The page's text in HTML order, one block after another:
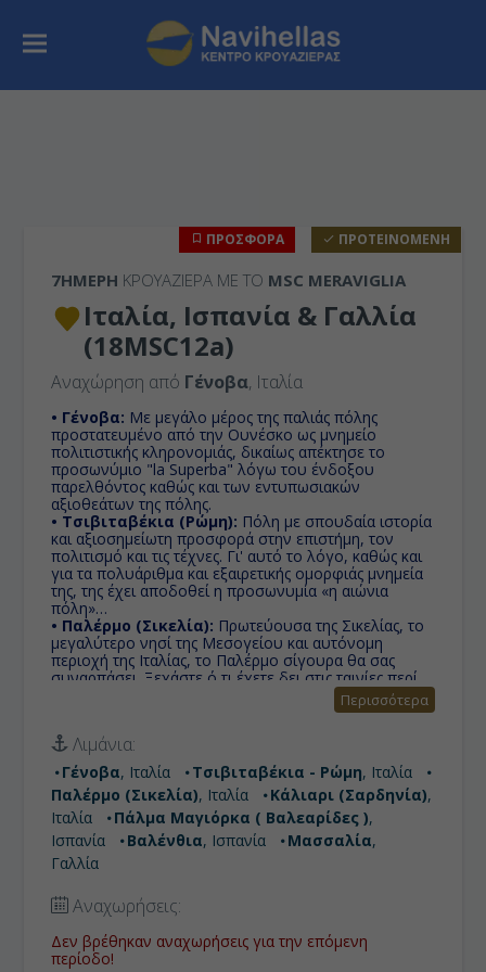
ΠΡΟΣΦΟΡΑ ΠΡΟΤΕΙΝΟΜΕΝΗ
7ΉΜΕΡΗ ΚΡΟΥΑΖΙΕΡΑ ΜΕ ΤΟ MSC MERAVIGLIA
Ιταλία, Ισπανία & Γαλλία
(18MSC12a)
Αναχώρηση από Γένοβα, Ιταλία
• Γένοβα: Με μεγάλο μέρος της παλιάς πόλης
προστατευμένο από την Ουνέσκο ως μνημείο
πολιτιστικής κληρονομιάς, δικαίως απέκτησε το
προσωνύμιο "la Superba" λόγω του ένδοξου
παρελθόντος καθώς και των εντυπωσιακών
αξιοθεάτων της πόλης.
• Τσιβιταβέκια (Ρώμη): Πόλη με σπουδαία ιστορία
και αξιοσημείωτη προσφορά στην επιστήμη, τον
πολιτισμό και τις τέχνες. Γι' αυτό το λόγο, καθώς και
για τα πολυάριθμα και εξαιρετικής ομορφιάς μνημεία
της, της έχει αποδοθεί η προσωνυμία «η αιώνια
πόλη»
• Παλέρμο (Σικελία): Πρωτεύουσα της Σικελίας, το
μεγαλύτερο νησί της Μεσογείου και αυτόνομη
περιοχή της Ιταλίας, το Παλέρμο σίγουρα θα σας
συναρπάσει. Ξεχάστε ό,τι έχετε δει στις ταινίες περί
σικελικής μαφίας και αφεθείτε στη μυστηριώδη αυτή
• Κάλιαρι (Σαρδηνία):
σημαίνει κάστρο γι'αυτό και το Καστέλο του Κάλιαρι
έχει γίνει το έμβλημα της πόλης και θυμίζει
λαβύρινθο.
• Πάλμα Μαγιόρκα (Βαλεαρίδες):Είναι το
μεγαλύτερο νησί των Βαλεαρίδων, μιας αυτόνομης
κοινότητας της Ισπανίας. Η Πάλμα Ντε Μαγιόρκα είναι
η πρωτεύουσα του νησιού, ή όπως την γνωρίζουν οι
κάτοικοι του υπόλοιπου νησιού Ciutat, δηλαδή πόλη
χαρακτηρισμού στα ελληνικά νησιά 'χώρα'.
• Βαλένθια: Τρίτη μεγαλύτερη πόλη της Ισπανίας με
ιστορικό κέντρο γεμάτο από μνημεία ιδιαίτερης
ιστορικής και αρχιτεκτονικής αξίας.
Περισσότερα
Λιμάνια:
Γένοβα, Ιταλία Τσιβιταβέκια - Ρώμη, Ιταλία
Παλέρμο (Σικελία), Ιταλία Κάλιαρι (Σαρδηνία),
Ιταλία
Πάλμα Μαγιόρκα ( Βαλεαρίδες ),
Ισπανία
Βαλένθια, Ισπανία Μασσαλία,
Γαλλία
Αναχωρήσεις:
Δεν βρέθηκαν αναχωρήσεις για την επόμενη
περίοδο!